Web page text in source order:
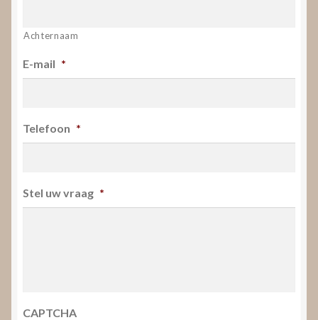
Achternaam
E-mail *
Telefoon *
Stel uw vraag *
CAPTCHA